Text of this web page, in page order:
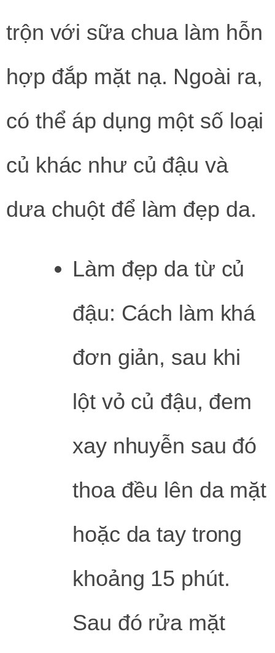
trộn với sữa chua làm hỗn
hợp đắp mặt nạ. Ngoài ra,
có thể áp dụng một số loại
củ khác như củ đậu và
dưa chuột để làm đẹp da.
Làm đẹp da từ củ
đậu: Cách làm khá
đơn giản, sau khi
lột vỏ củ đậu, đem
xay nhuyễn sau đó
thoa đều lên da mặt
hoặc da tay trong
khoảng 15 phút.
Sau đó rửa mặt